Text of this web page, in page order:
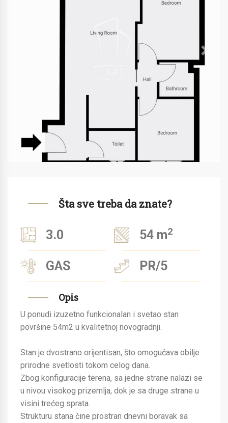
Next
Šta sve treba da znate?
3.0 54 m2
GAS PR/5
Opis
U ponudi izuzetno funkcionalan i svetao stan
površine 54m2 u kvalitetnoj novogradnji.
Stan je dvostrano orijentisan, što omogućava obilje
prirodne svetlosti tokom celog dana.
Zbog konfiguracije terena, sa jedne strane nalazi se
u nivou visokog prizemlja, dok je sa druge strane u
visini trećeg sprata.
Strukturu stana čine prostran dnevni boravak sa